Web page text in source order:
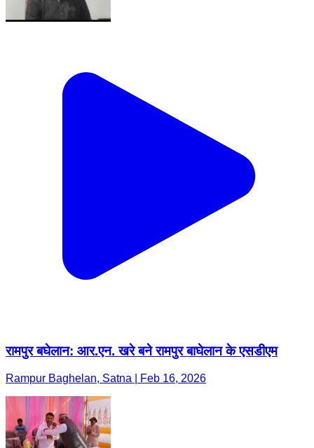
रामपुर बघेलान: आर.एन. खरे बने रामपुर बाघेलान के एसडीएम
Rampur Baghelan, Satna | Feb 16, 2026